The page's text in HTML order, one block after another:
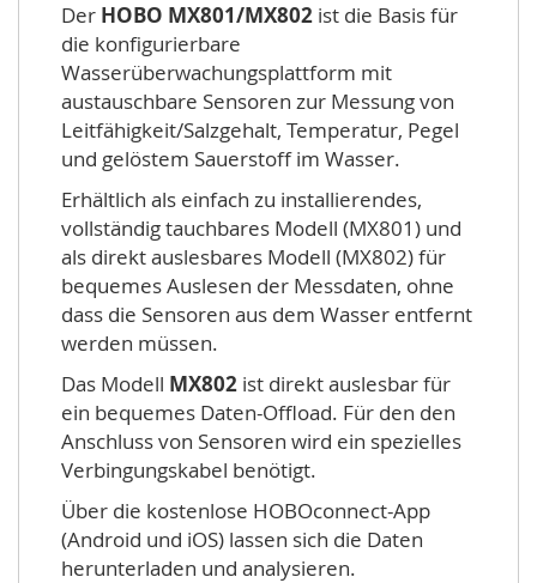
Der HOBO MX801/MX802 ist die Basis für
die konfigurierbare
Wasserüberwachungsplattform mit
austauschbare Sensoren zur Messung von
Leitfähigkeit/Salzgehalt, Temperatur, Pegel
und gelöstem Sauerstoff im Wasser.
Erhältlich als einfach zu installierendes,
vollständig tauchbares Modell (MX801) und
als direkt auslesbares Modell (MX802) für
bequemes Auslesen der Messdaten, ohne
dass die Sensoren aus dem Wasser entfernt
werden müssen.
Das Modell MX802 ist direkt auslesbar für
ein bequemes Daten-Offload. Für den den
Anschluss von Sensoren wird ein spezielles
Verbingungskabel benötigt.
Über die kostenlose HOBOconnect-App
(Android und iOS) lassen sich die Daten
herunterladen und analysieren.